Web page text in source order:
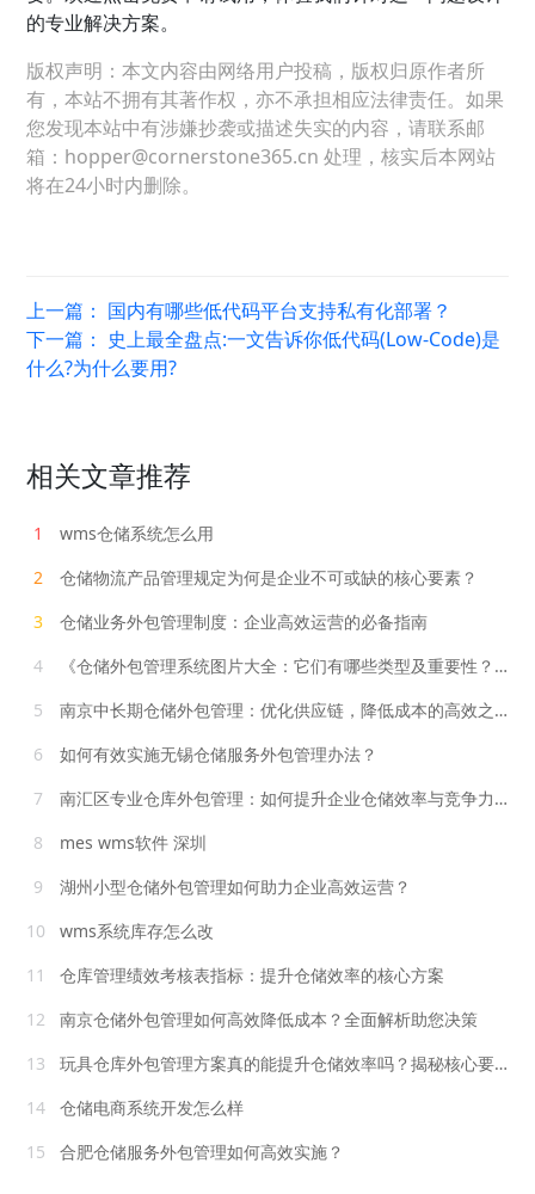
的专业解决方案。
版权声明：本文内容由网络用户投稿，版权归原作者所
有，本站不拥有其著作权，亦不承担相应法律责任。如果
您发现本站中有涉嫌抄袭或描述失实的内容，请联系邮
箱：hopper@cornerstone365.cn 处理，核实后本网站
将在24小时内删除。
上一篇： 国内有哪些低代码平台支持私有化部署？
下一篇： 史上最全盘点:一文告诉你低代码(Low-Code)是
什么?为什么要用?
相关文章推荐
1
wms仓储系统怎么用
2
仓储物流产品管理规定为何是企业不可或缺的核心要素？
3
仓储业务外包管理制度：企业高效运营的必备指南
4
《仓储外包管理系统图片大全：它们有哪些类型及重要性？》
5
南京中长期仓储外包管理：优化供应链，降低成本的高效之选
6
如何有效实施无锡仓储服务外包管理办法？
7
南汇区专业仓库外包管理：如何提升企业仓储效率与竞争力？
8
mes wms软件 深圳
9
湖州小型仓储外包管理如何助力企业高效运营？
10
wms系统库存怎么改
11
仓库管理绩效考核表指标：提升仓储效率的核心方案
12
南京仓储外包管理如何高效降低成本？全面解析助您决策
13
玩具仓库外包管理方案真的能提升仓储效率吗？揭秘核心要素与优势
14
仓储电商系统开发怎么样
15
合肥仓储服务外包管理如何高效实施？